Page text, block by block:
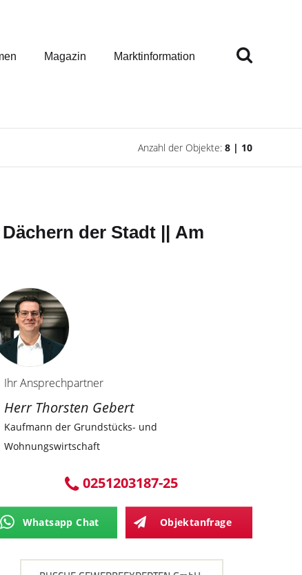
Magazin Marktinformation
Anzahl der Objekte: 8 | 10
der Stadt || Am
Ihr Ansprechpartner
Herr Thorsten Gebert
Kaufmann der Grundstücks- und
Wohnungswirtschaft
0251203187-25
Whatsapp Chat Objektanfrage